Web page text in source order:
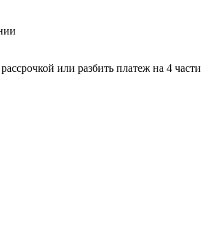
или разбить платеж на 4 части